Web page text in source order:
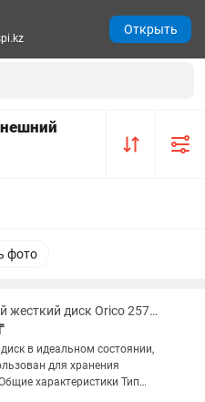
фото
Внешний жесткий диск Orico 2570 1 Tb
в идеальном состоянии,
для хранения
характеристики Тип
Открыть